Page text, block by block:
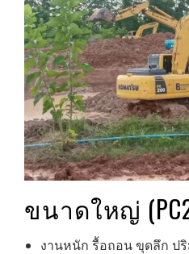
ขนาดใหญ่
งานหนัก รื้อถอน ขุดลึก ป